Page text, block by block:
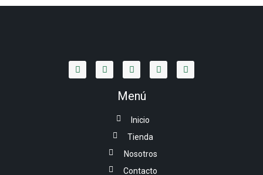
Menú
Inicio
Tienda
Nosotros
Contacto